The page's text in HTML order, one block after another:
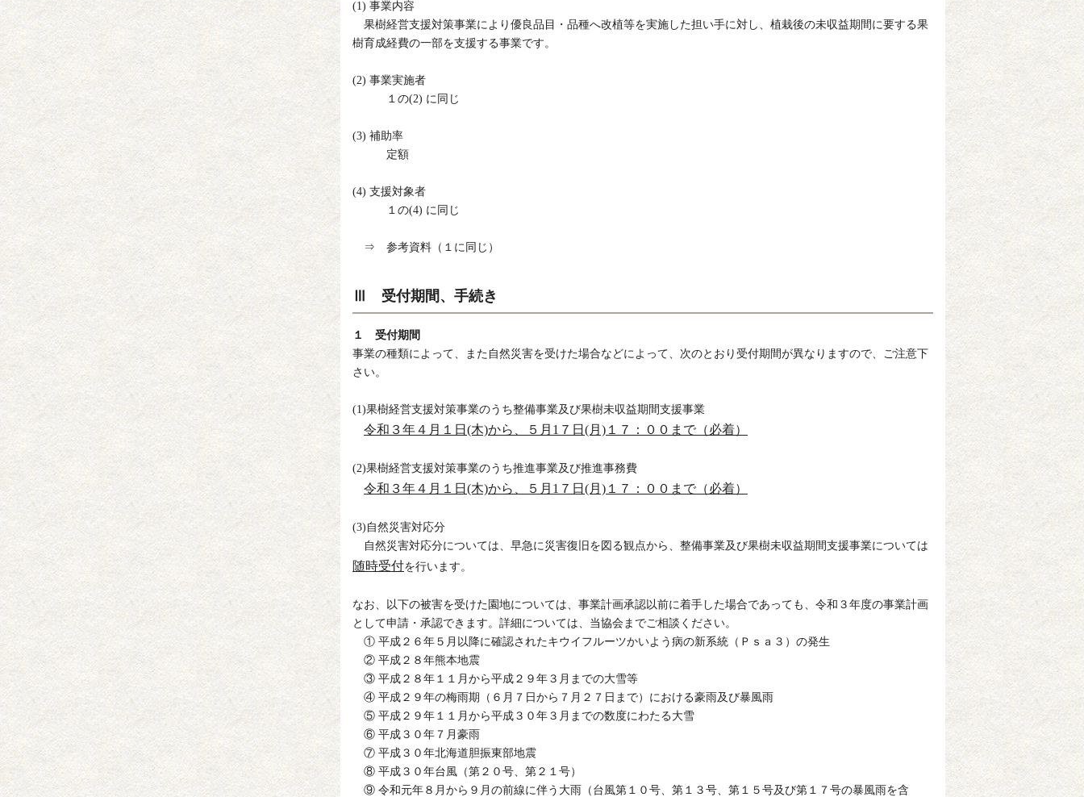
(1) 事業内容
果樹経営支援対策事業により優良品目・品種へ改植等を実施した担い手に対し、植栽後の未収益期間に要する果
樹育成経費の一部を支援する事業です。
(2) 事業実施者
１の(2) に同じ
(3) 補助率
定額
(4) 支援対象者
１の(4) に同じ
⇒ 参考資料（１に同じ）
Ⅲ 受付期間、手続き
１ 受付期間
事業の種類によって、また自然災害を受けた場合などによって、次のとおり受付期間が異なりますので、ご注意下
さい。
(1)果樹経営支援対策事業のうち整備事業及び果樹未収益期間支援事業
令和３年４月１日(木)から、５月1７日(月)１７：００まで（必着）
(2)果樹経営支援対策事業のうち推進事業及び推進事務費
令和３年４月１日(木)から、５月1７日(月)１７：００まで（必着）
(3)自然災害対応分
自然災害対応分については、早急に災害復旧を図る観点から、整備事業及び果樹未収益期間支援事業については
随時受付を行います。
なお、以下の被害を受けた園地については、事業計画承認以前に着手した場合であっても、令和３年度の事業計画
として申請・承認できます。詳細については、当協会までご相談ください。
① 平成２６年５月以降に確認されたキウイフルーツかいよう病の新系統（Ｐｓａ３）の発生
② 平成２８年熊本地震
③ 平成２８年１１月から平成２９年３月までの大雪等
④ 平成２９年の梅雨期（６月７日から７月２７日まで）における豪雨及び暴風雨
⑤ 平成２９年１１月から平成３０年３月までの数度にわたる大雪
⑥ 平成３０年７月豪雨
⑦ 平成３０年北海道胆振東部地震
⑧ 平成３０年台風（第２０号、第２１号）
⑨ 令和元年８月から９月の前線に伴う大雨（台風第１０号、第１３号、第１５号及び第１７号の暴風雨を含